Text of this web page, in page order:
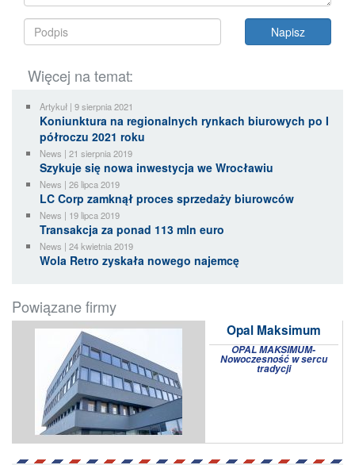
Więcej na temat:
Artykuł | 9 sierpnia 2021
Koniunktura na regionalnych rynkach biurowych po I
półroczu 2021 roku
News | 21 sierpnia 2019
Szykuje się nowa inwestycja we Wrocławiu
News | 26 lipca 2019
LC Corp zamknął proces sprzedaży biurowców
News | 19 lipca 2019
Transakcja za ponad 113 mln euro
News | 24 kwietnia 2019
Wola Retro zyskała nowego najemcę
Powiązane firmy
Opal Maksimum
OPAL MAKSIMUM-
Nowoczesność w sercu
tradycji